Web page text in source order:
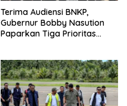
Terima Audiensi BNKP,
Gubernur Bobby Nasution
Paparkan Tiga Prioritas